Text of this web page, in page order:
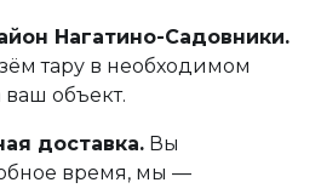
Нагатино-Садовники.
тару в необходимом
ваш объект.
доставка. Вы
время, мы —